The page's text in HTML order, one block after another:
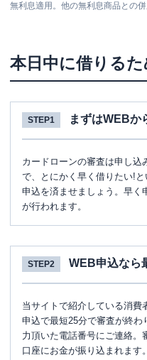
無利息適用。他の無利息商品との併
本日中に借りる
STEP1 まずはWEBか
カードローンの審査は申し込
で、とにかく早く借りたい!
申込を済ませましょう。早く
が行われます。
STEP2 WEB申込なら
当サイトで紹介している消費
申込で最短25分で審査が終わ
力頂いた電話番号にご連絡。
口座にお金が振り込まれます。